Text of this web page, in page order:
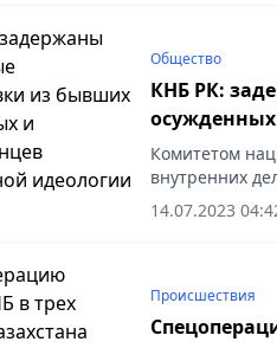
Общество
КНБ РК:
Комитетом
внутренних
проведена...
14.07.2023
Происшествия